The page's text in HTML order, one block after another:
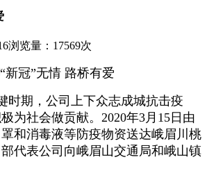
浏览量：17569次
时期，公司上下众志成城抗击疫
为社会做贡献。2020年3月15日由
和消毒液等防疫物资送达峨眉川桃
代表公司向峨眉山交通局和峨山镇